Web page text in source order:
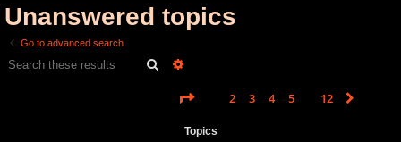
Unanswered topics
Go to advanced search
Search
Page 1of 12
2 3 4 5 12
Topics